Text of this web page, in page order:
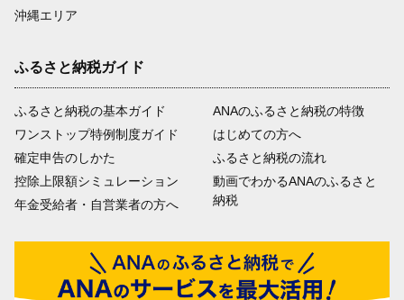
沖縄エリア
ふるさと納税ガイド
ふるさと納税の基本ガイド
ワンストップ特例制度ガイド
確定申告のしかた
控除上限額シミュレーション
年金受給者・自営業者の方へ
ANAのふるさと納税の特徴
はじめての方へ
ふるさと納税の流れ
動画でわかるANAのふるさと
納税